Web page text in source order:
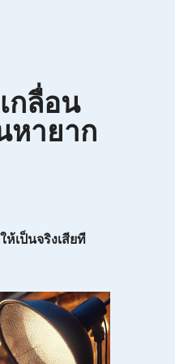
กลื่อน
หายาก
เป็นจริงเสียที